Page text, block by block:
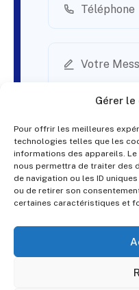
Gérer
Pour offrir les meilleures
technologies telles que les
informations des appareils.
nous permettra de traiter des
de navigation ou les ID
ou de retirer son
certaines caractéristiques et